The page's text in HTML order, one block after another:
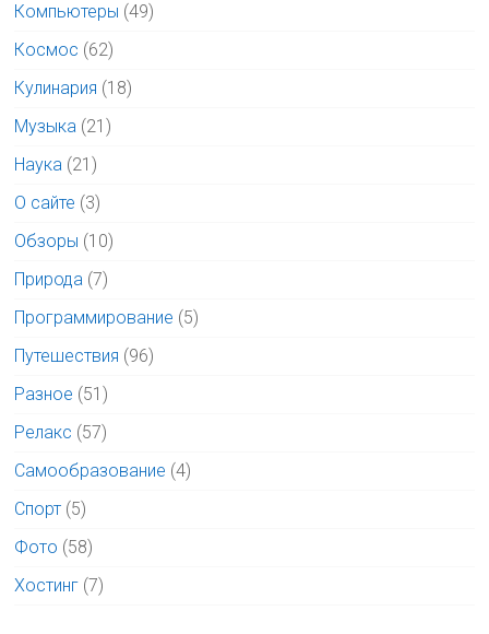
Компьютеры (49)
Космос (62)
Кулинария (18)
Музыка (21)
Наука (21)
О сайте (3)
Обзоры (10)
Природа (7)
Программирование (5)
Путешествия (96)
Разное (51)
Релакс (57)
Самообразование (4)
Спорт (5)
Фото (58)
Хостинг (7)